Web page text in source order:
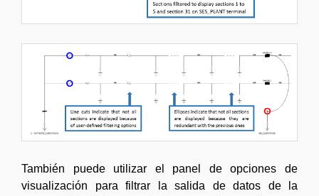
También puede utilizar el panel de opciones de
visualización para filtrar la salida de datos de la